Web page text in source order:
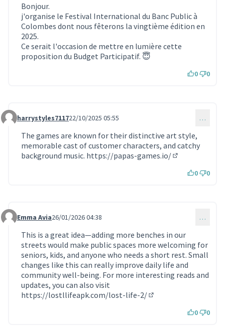
Bonjour.
j'organise le Festival International du Banc Public à
Colombes dont nous fêterons la vingtième édition en
2025.
Ce serait l'occasion de mettre en lumière cette
proposition du Budget Participatif. 😇
0 0
Commentaire 1935
harrystyles711722/10/2025 05:55 …
The games are known for their distinctive art style,
memorable cast of customer characters, and catchy
background music. https://papas-games.io/
0 0
Commentaire 2105
Emma Avia26/01/2026 04:38 …
This is a great idea—adding more benches in our
streets would make public spaces more welcoming for
seniors, kids, and anyone who needs a short rest. Small
changes like this can really improve daily life and
community well-being. For more interesting reads and
updates, you can also visit
https://lostllifeapk.com/lost-life-2/
0 0